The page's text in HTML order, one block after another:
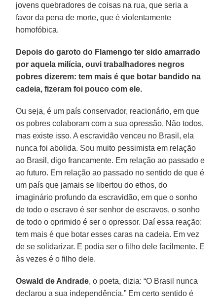
jovens quebradores de coisas na rua, que seria a
favor da pena de morte, que é violentamente
homofóbica.
Depois do garoto do Flamengo ter sido amarrado
por aquela milícia, ouvi trabalhadores negros
pobres dizerem: tem mais é que botar bandido na
cadeia, fizeram foi pouco com ele.
Ou seja, é um país conservador, reacionário, em que
os pobres colaboram com a sua opressão. Não todos,
mas existe isso. A escravidão venceu no Brasil, ela
nunca foi abolida. Sou muito pessimista em relação
ao Brasil, digo francamente. Em relação ao passado e
ao futuro. Em relação ao passado no sentido de que é
um país que jamais se libertou do ethos, do
imaginário profundo da escravidão, em que o sonho
de todo o escravo é ser senhor de escravos, o sonho
de todo o oprimido é ser o opressor. Daí essa reação:
tem mais é que botar esses caras na cadeia. Em vez
de se solidarizar. E podia ser o filho dele facilmente. E
às vezes é o filho dele.
Oswald de Andrade, o poeta, dizia: “O Brasil nunca
declarou a sua independência.” Em certo sentido é